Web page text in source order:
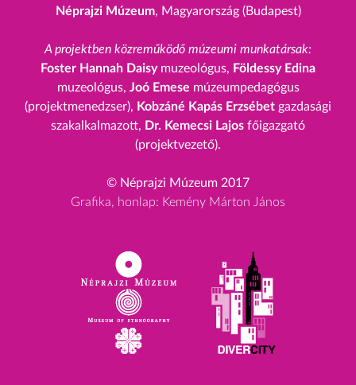
Néprajzi Múzeum, Magyarország (Budapest)
A projektben közreműködő múzeumi munkatársak:
Foster Hannah Daisymuzeológus, Földessy Edina
muzeológus, Joó Emese múzeumpedagógus
(projektmenedzser), Kobzáné Kapás Erzsébet gazdasági
szakalkalmazott, Dr. Kemecsi Lajos főigazgató
(projektvezető).
© Néprajzi Múzeum 2017
Grafika, honlap: Kemény Márton János